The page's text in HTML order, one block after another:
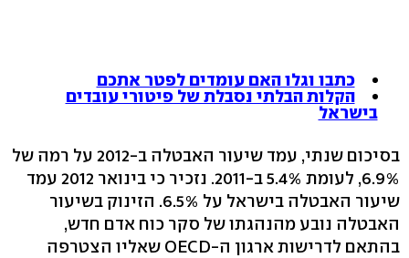
כתבו וגלו האם עומדים לפטר אתכם
הקלות הבלתי נסבלת של פיטורי עובדים
בישראל
בסיכום שנתי, עמד שיעור האבטלה ב-2012 על רמה של
6.9%, לעומת 5.4% ב-2011. נזכיר כי בינואר 2012 עמד
שיעור האבטלה בישראל על 6.5%. הזינוק בשיעור
האבטלה נובע מהנהגתו של סקר כוח אדם חדש,
בהתאם לדרישות ארגון ה-OECD שאליו הצטרפה